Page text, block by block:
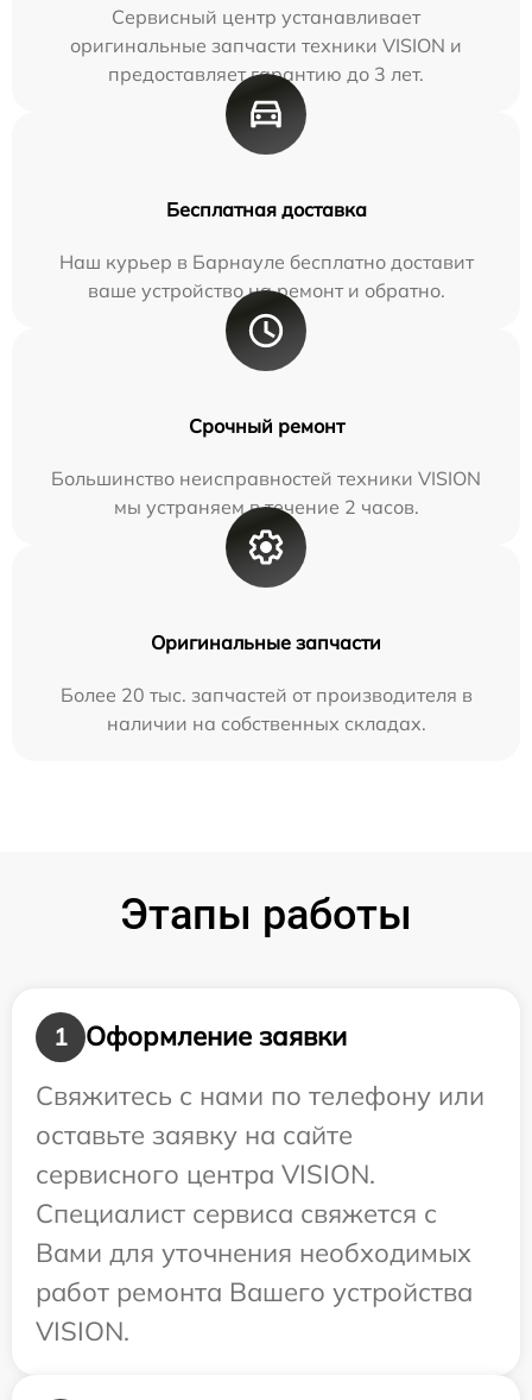
Сервисный центр устанавливает
оригинальные запчасти техники VISION и
предоставляет гарантию до 3 лет.
Бесплатная доставка
Наш курьер в Барнауле бесплатно доставит
ваше устройство на ремонт и обратно.
Срочный ремонт
Большинство неисправностей техники VISION
мы устраняем в течение 2 часов.
Оригинальные запчасти
Более 20 тыс. запчастей от производителя в
наличии на собственных складах.
Этапы работы
1
Оформление заявки
Свяжитесь с нами по телефону или
оставьте заявку на сайте
сервисного центра VISION.
Специалист сервиса свяжется с
Вами для уточнения необходимых
работ ремонта Вашего устройства
VISION.